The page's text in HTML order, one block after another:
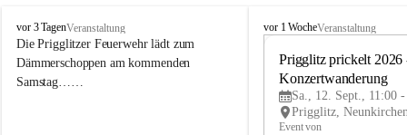
P
r
i
g
vor 3 TagenVeranstaltung
Die Prigglitzer Feuerwehr lädt zum
Dämmerschoppen am kommenden
Samstag……
P
vor 1 WocheVeranstaltung
Prigglitz prickelt 2026
Konzertwanderung
Sa., 12. Sept., 11:00
Event von